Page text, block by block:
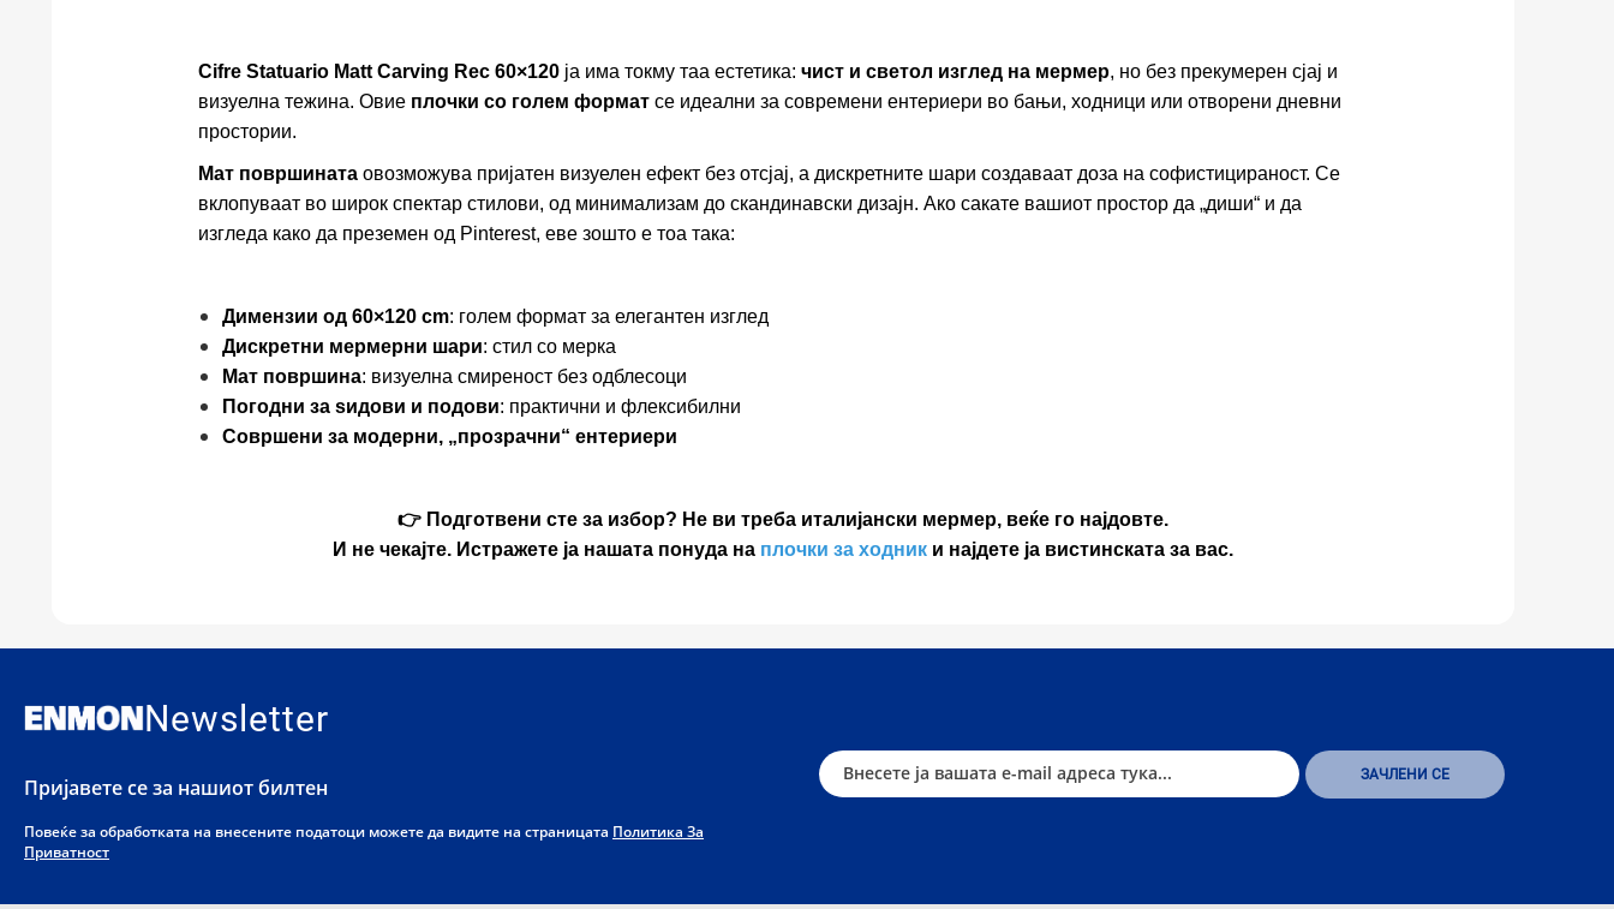
Cifre Statuario Matt Carving Rec 60×120ја има токму таа естетика: чист и светол изглед на мермер, но без прекумерен сјај и
визуелна тежина. Овие плочки со голем форматсе идеални за современи ентериери во бањи, ходници или отворени дневни
простории.
Мат површинатаовозможува пријатен визуелен ефект без отсјај, а дискретните шари создаваат доза на софистицираност. Се
вклопуваат во широк спектар стилови, од минимализам до скандинавски дизајн. Ако сакате вашиот простор да „диши“ и да
изгледа како да преземен од Pinterest, еве зошто е тоа така:
Димензии од 60×120 cm: голем формат за елегантен изглед
Дискретни мермерни шари: стил со мерка
Мат површина: визуелна смиреност без одблесоци
Погодни за ѕидови и подови: практични и флексибилни
Совршени за модерни, „прозрачни“ ентериери
👉 Подготвени сте за избор? Не ви треба италијански мермер, веќе го најдовте.
И не чекајте. Истражете ја нашата понуда на плочки за ходник и најдете ја вистинската за вас.
Newsletter
Пријавете се за нашиот билтен
Повеќе за обработката на внесените податоци можете да видите на страницата Политика За
Приватност